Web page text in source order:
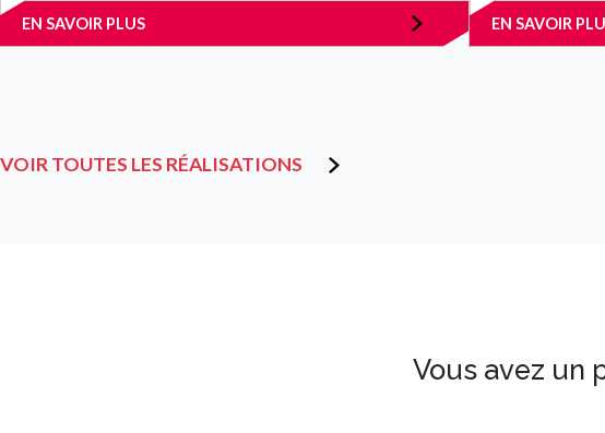
EN SAVOIR PLUS EN SAVOIR
VOIR TOUTES LES RÉALISATIONS
Vous avez un